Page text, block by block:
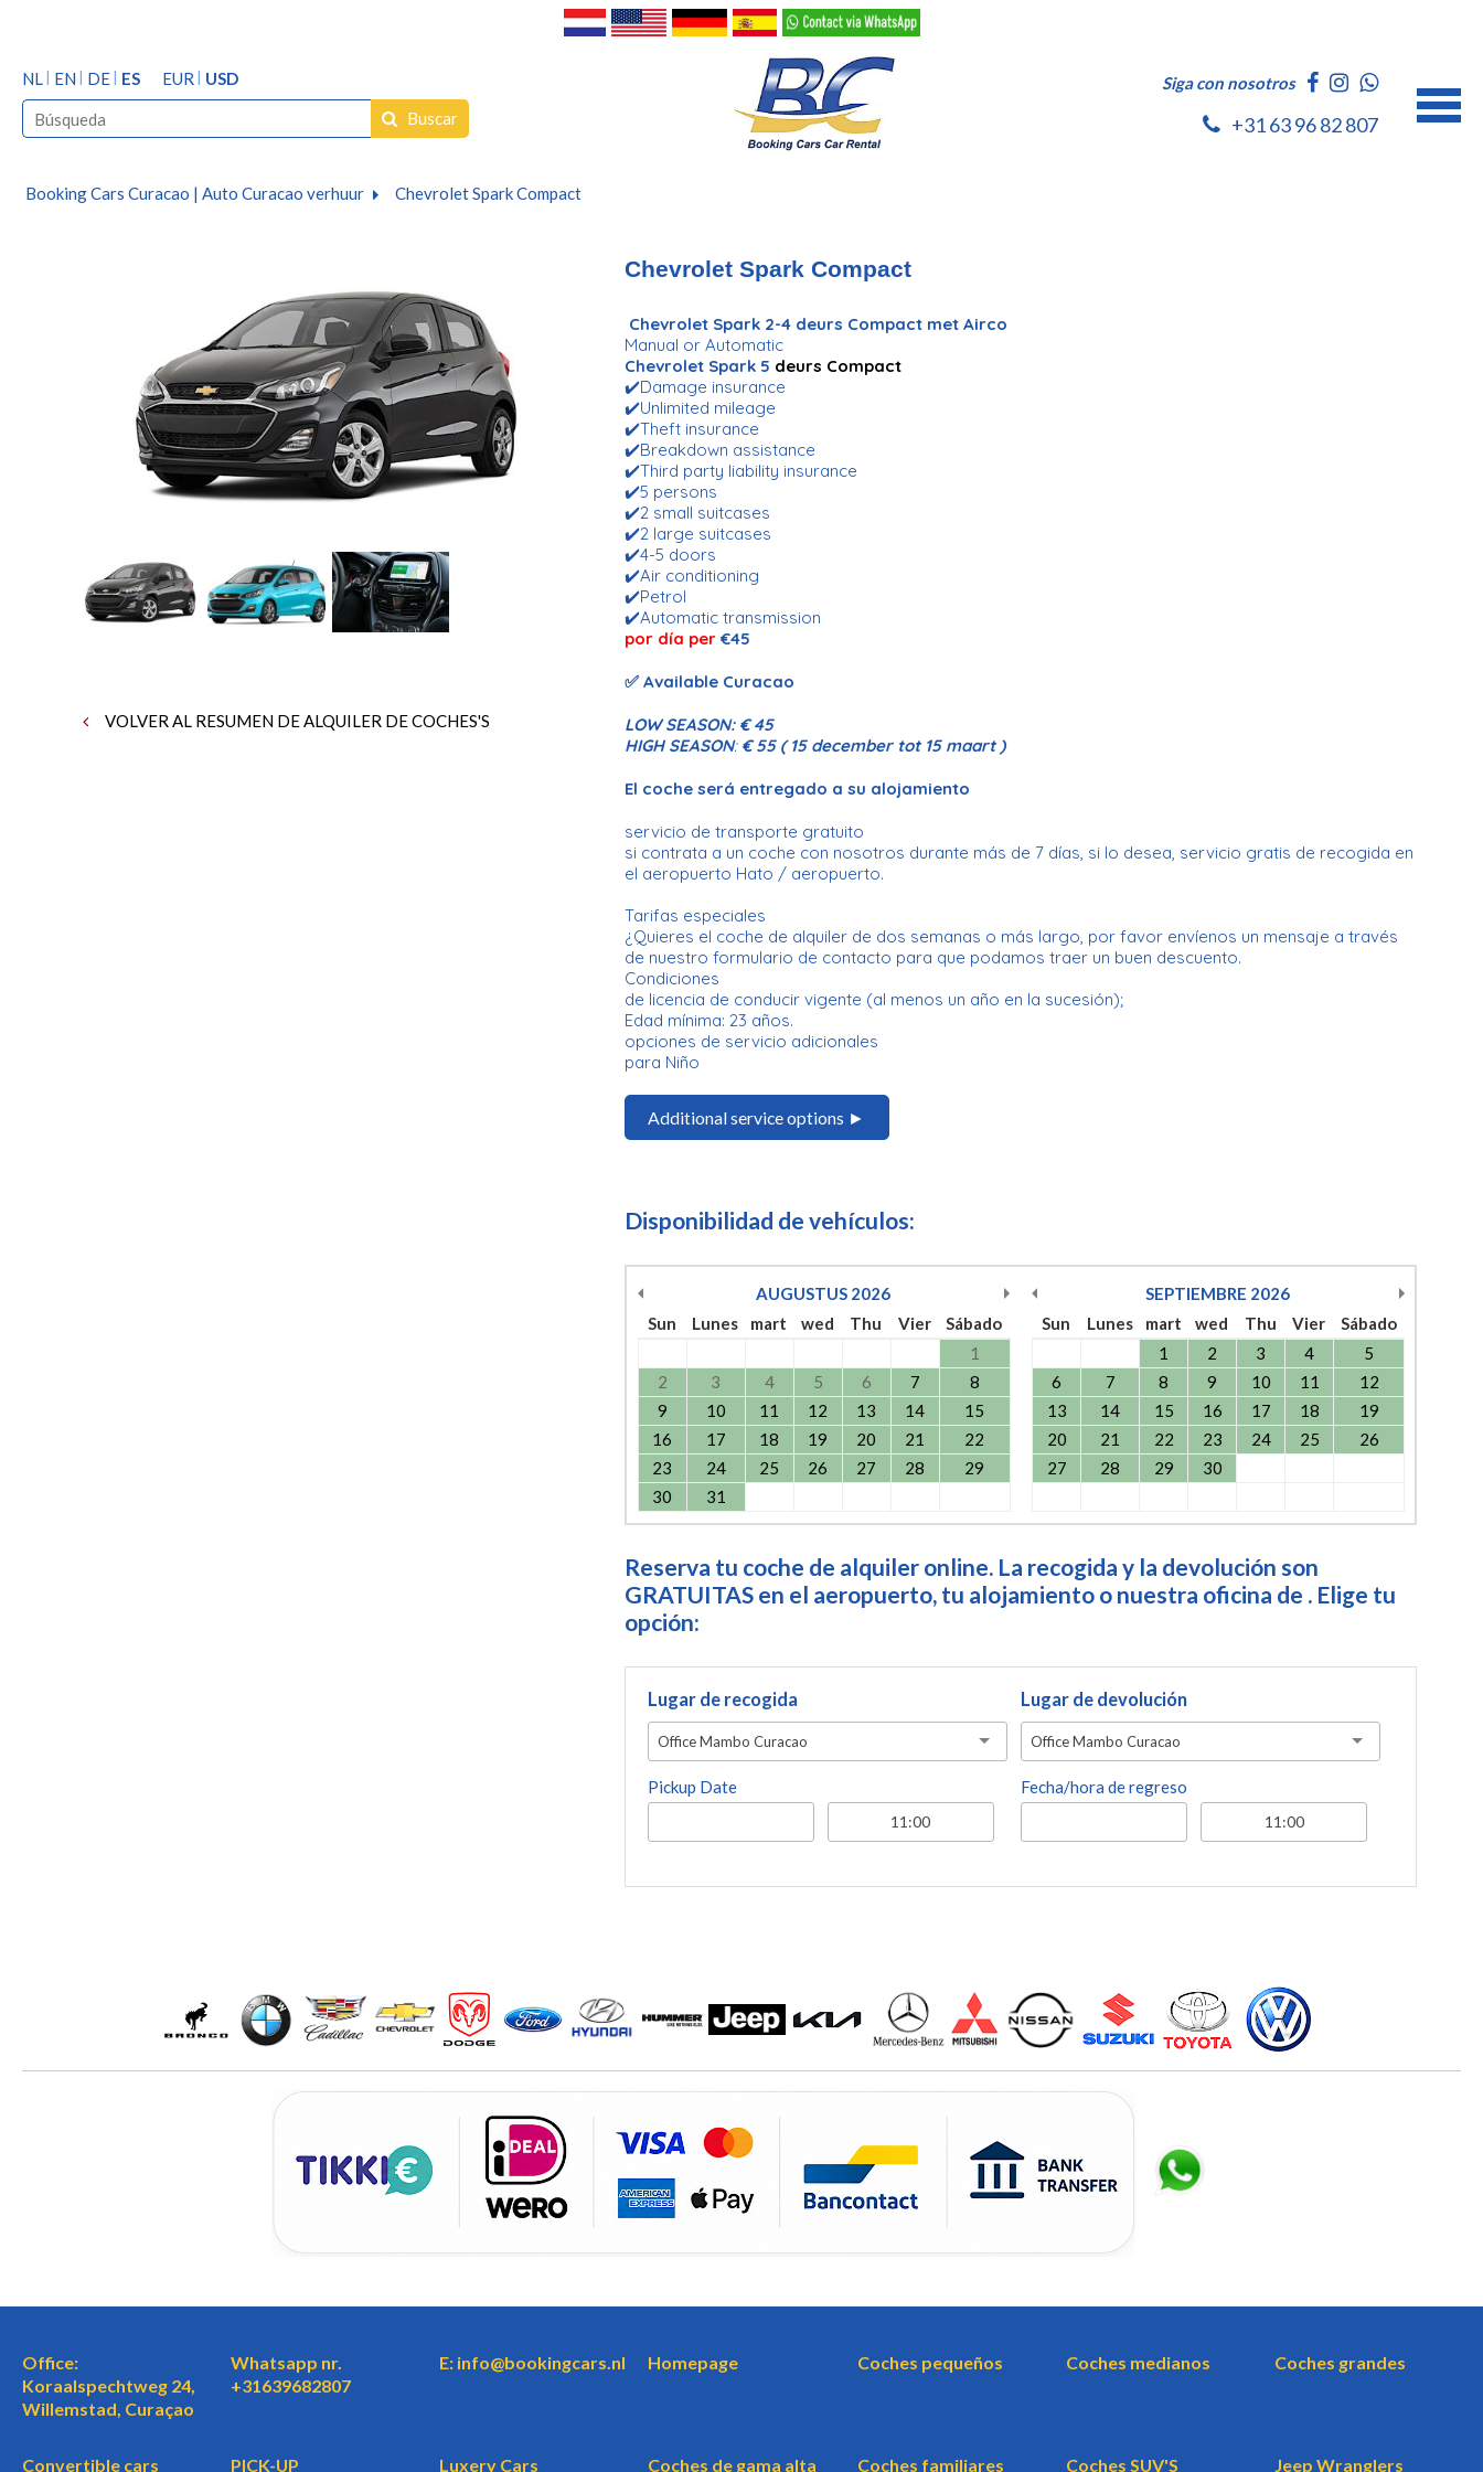
NL EN DE ES EUR
USD
Buscar
Siga con nosotros
+31 63 96 82 807
Booking Cars Curacao | Auto Curacao verhuur Chevrolet Spark Compact
VOLVER AL RESUMEN DE ALQUILER DE COCHES'S
Chevrolet Spark Compact
Chevrolet Spark 2-4 deurs Compact met Airco
Manual or Automatic
Chevrolet Spark 5 deurs Compact
✔️Damage insurance
✔️Unlimited mileage
✔️Theft insurance
✔️Breakdown assistance
✔️Third party liability insurance
✔️5 persons
✔️2 small suitcases
✔️2 large suitcases
✔️4-5 doors
✔️Air conditioning
✔️Petrol
✔️Automatic transmission
por día per €45
✅ Available Curacao
LOW SEASON: € 45
HIGH SEASON: € 55 ( 15 december tot 15 maart )
El coche será entregado a su alojamiento
servicio de transporte gratuito
si contrata a un coche con nosotros durante más de 7 días, si lo desea, servicio gratis de recogida en
el aeropuerto Hato / aeropuerto.
Tarifas especiales
¿Quieres el coche de alquiler de dos semanas o más largo, por favor envíenos un mensaje a través
de nuestro formulario de contacto para que podamos traer un buen descuento.
Condiciones
de licencia de conducir vigente (al menos un año en la sucesión);
Edad mínima: 23 años.
opciones de servicio adicionales
para Niño
Additional service options ►
Disponibilidad de vehículos:
AUGUSTUS 2026
Sun
Lunes mart wed Thu Vier
Sábado
1
2
3 4 5 6 7
8
9
10 11 12 13 14
15
16
17 18 19 20 21
22
23
24 25 26 27 28
29
30
31
SEPTIEMBRE 2026
Sun
Lunes mart wed Thu Vier
Sábado
1
2 3 4
5
6
7 8 9 10 11
12
13
14 15 16 17 18
19
20
21 22 23 24 25
26
27
28 29 30
Reserva tu coche de alquiler online. La recogida y la devolución son
GRATUITAS en el aeropuerto, tu alojamiento o nuestra oficina de . Elige tu
opción:
Lugar de recogida
Office Mambo Curacao
Pickup Date
Lugar de devolución
Office Mambo Curacao
Fecha/hora de regreso
Office:
Koraalspechtweg 24,
Willemstad, Curaçao
Whatsapp nr.
+31639682807
E: info@bookingcars.nl Homepage Coches pequeños Coches medianos Coches grandes
Convertible cars PICK-UP Luxery Cars Coches de gama alta Coches familiares Coches SUV'S Jeep Wranglers